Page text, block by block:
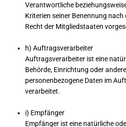
Verantwortliche
Kriterien seiner Benennung
Recht der Mitgliedstaaten
h) Auftragsverarbeiter
Auftragsverarbeiter ist eine
Behörde, Einrichtung oder
personenbezogene Daten im
verarbeitet.
i) Empfänger
Empfänger ist eine natürliche